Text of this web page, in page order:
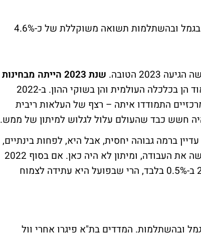
בעשר השנים האחרונות השיגו המסלולים הכלליים בגמל ובהשתלמות תשואה משוקללת של כ-4.6%
שנת 2023 הייתה מבחינות
. היא הגיעה אחרי שנה קשה מאוד הן בכלכלה העולמית והן בשוקי ההון. ב-2022
התמודדו איתה – רצף של העלאות ריבית
חשש כבד שהעולם עלול לגלוש למיתון של ממש.
ברמה גבוהה יחסית, אבל היא, לפחות בינתיים,
במגמת ירידה. הריבית, מסתבר, (וגם עוד גורמים) עושה את העבודה, ומיתון לא היה כאן. אם בסוף 2022
הייתה הערכה שהכלכלה האמריקאית תצמח ב-2023 ב-0.5% בלבד, הרי שבפועל היא עתידה לצמוח
ובהשתלמות. המדדים בת"א פיגרו אחרי וול